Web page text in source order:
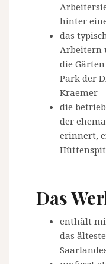
hinter
das
Arbeitern
die
Park der
Kraemer
die
der
erinnert,
Das
enthält
das